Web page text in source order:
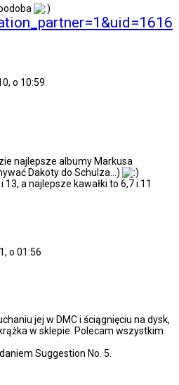
o 10:59
najlepsze albumy Markusa
Dakoty do Schulza...)
a najlepsze kawałki to 6,7 i 11
o 01:56
jej w DMC i ściągnięciu na dysk,
w sklepie. Polecam wszystkim
Suggestion No. 5.